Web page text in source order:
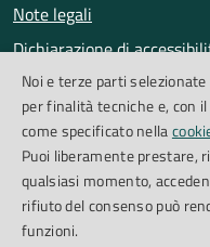
Note legali
Dichiarazione di
Obiettivi di accessibilità
Segnalazioni accessibilità
SEGUICI SU
Facebook
Noi e terze parti
per finalità tecniche e, con
come specificato nella
Puoi liberamente prestare,
qualsiasi momento,
rifiuto del consenso può
funzioni.